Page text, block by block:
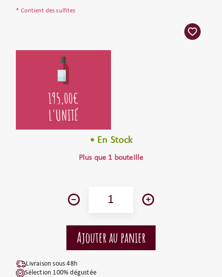
* Contient des sulfites
195,00€
L'UNITÉ
• En Stock
Plus que 1 bouteille
Livraison sous 48h
Sélection 100% dégustée